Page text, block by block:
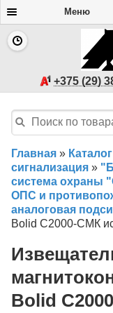
Меню
+375 (29)
Главная » Каталог
сигнализация »
система охраны
ОПС и
аналоговая
Bolid C2000-СМК
Bolid